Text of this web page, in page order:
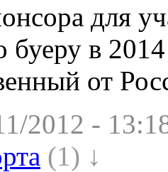
для
буеру в
от
2012 -
(1) ↓